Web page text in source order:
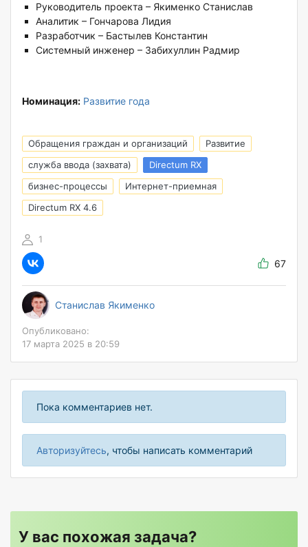
Руководитель проекта – Якименко Станислав
Аналитик – Гончарова Лидия
Разработчик – Бастылев Константин
Системный инженер – Забихуллин Радмир
Номинация: Развитие года
Обращения граждан и организаций
Развитие
служба ввода (захвата)
Directum RX
бизнес-процессы
Интернет-приемная
Directum RX 4.6
1
67
Станислав Якименко
Опубликовано:
17 марта 2025 в 20:59
Пока комментариев нет.
Авторизуйтесь, чтобы написать комментарий
У вас похожая задача?